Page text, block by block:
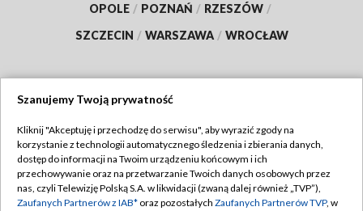
OPOLE / POZNAŃ / RZESZÓW /
SZCZECIN / WARSZAWA / WROCŁAW
TVP
Abonament TVP
Emisja w TVP
Regulamin TVP
Polityka prywatności
Szanujemy Twoją prywatność
Kliknij "Akceptuję i przechodzę do serwisu", aby wyrazić zgody na
korzystanie z technologii automatycznego śledzenia i zbierania danych,
dostęp do informacji na Twoim urządzeniu końcowym i ich
przechowywanie oraz na przetwarzanie Twoich danych osobowych przez
nas, czyli Telewizję Polską S.A. w likwidacji (zwaną dalej również „TVP”),
Zaufanych Partnerów z IAB* oraz pozostałych Zaufanych Partnerów TVP, w